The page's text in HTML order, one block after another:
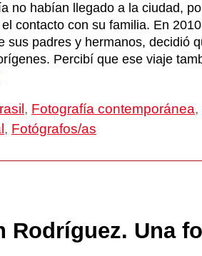
no habían llegado a la ciudad,
contacto con su familia. En
sus padres y hermanos, decidió
Percibí que ese viaje
, Fotografía contemporánea,
, Fotógrafos/as
Rodríguez. Una